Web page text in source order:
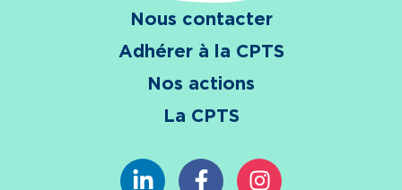
Nous contacter
Adhérer à la CPTS
Nos actions
La CPTS